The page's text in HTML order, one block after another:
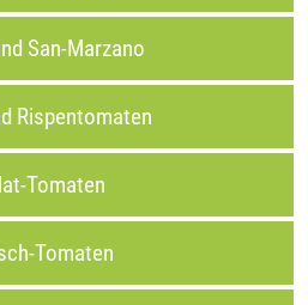
San-Marzano
Rispentomaten
Tomaten
Tomaten